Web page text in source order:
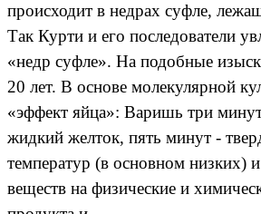
происходит в недрах суфле,
Так Курти и его последователи
«недр суфле». На подобные
20 лет. В основе молекулярной
«эффект яйца»: Варишь три
жидкий желток, пять минут -
температур (в основном низких)
веществ на физические и